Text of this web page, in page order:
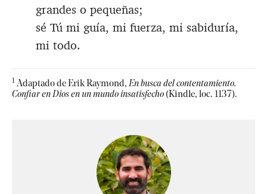
grandes o pequeñas;
sé Tú mi guía, mi fuerza, mi sabiduría,
mi todo.
1 Adaptado de Erik Raymond, En busca del contentamiento.
Confiar en Dios en un mundo insatisfecho(Kindle, loc. 1137).